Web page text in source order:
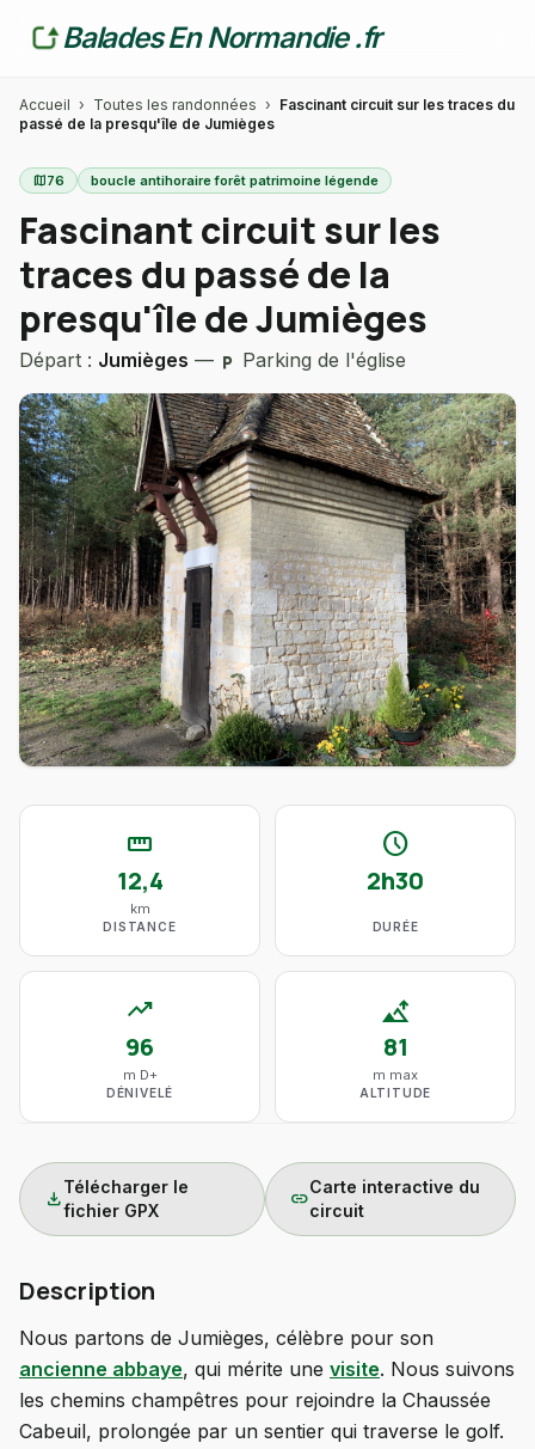
Balades En Normandie .fr
Accueil › Toutes les randonnées › Fascinant circuit sur les traces du
passé de la presqu'île de Jumièges
map76 boucle antihoraire forêt patrimoine légende
Fascinant circuit sur les
traces du passé de la
presqu'île de Jumièges
Départ : Jumièges — local_parking Parking de l'église
straighten
12,4
km
DISTANCE
schedule
2h30
DURÉE
trending_up
96
m D+
DÉNIVELÉ
altitude
81
m max
ALTITUDE
download
Télécharger le
fichier GPX
link
Carte interactive du
circuit
Description
Nous partons de Jumièges, célèbre pour son
ancienne abbaye, qui mérite une visite. Nous suivons
les chemins champêtres pour rejoindre la Chaussée
Cabeuil, prolongée par un sentier qui traverse le golf.